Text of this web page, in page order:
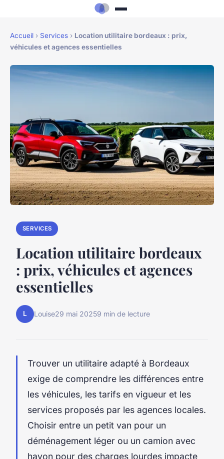
Accueil › Services › Location utilitaire bordeaux : prix,
véhicules et agences essentielles
SERVICES
Location utilitaire bordeaux
: prix, véhicules et agences
essentielles
L Louise29 mai 20259 min de lecture
Trouver un utilitaire adapté à Bordeaux
exige de comprendre les différences entre
les véhicules, les tarifs en vigueur et les
services proposés par les agences locales.
Choisir entre un petit van pour un
déménagement léger ou un camion avec
hayon pour des charges lourdes impacte